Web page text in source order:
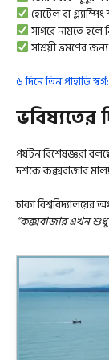
হোটেল বা
সাগরে নামতে হলে
সাশ্রয়ী ভ্রমণের
৬ দিনে তিন পাহাড়ি
ভবিষ্যতের
পর্যটন বিশেষজ্ঞরা
দশকে কক্সবাজার
ঢাকা
“কক্সবাজার এখন শুধু